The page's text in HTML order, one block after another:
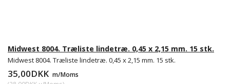
Midwest 8004. Træliste lindetræ. 0,45 x 2,15 mm. 15 stk.
Midwest 8004. Træliste lindetræ. 0,45 x 2,15 mm. 15 stk.
35,00DKK m/Moms